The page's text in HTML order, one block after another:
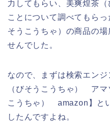
力してもらい、美爽煌茶
ことについて調べてもら
そうこうちゃ）の商品の
せんでした。
なので、まずは検索エン
（びそうこうちゃ） アマ
こうちゃ） amazon】と
したんですよね。